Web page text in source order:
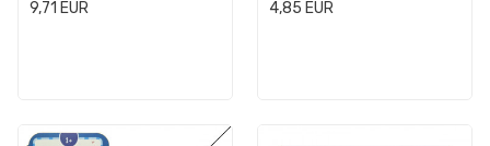
9,71 EUR 4,85 EUR